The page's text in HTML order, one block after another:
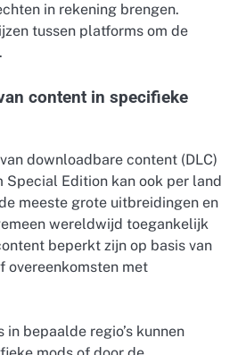
in rekening brengen.
tussen platforms om de
content in specifieke
downloadbare content (DLC)
Special Edition kan ook per land
meeste grote uitbreidingen en
wereldwijd toegankelijk
beperkt zijn op basis van
overeenkomsten met
bepaalde regio’s kunnen